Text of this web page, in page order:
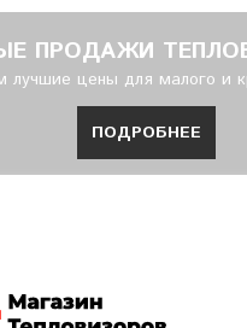
ПРОДАЖИ
лучшие цены для малого и
ПОДРОБНЕЕ